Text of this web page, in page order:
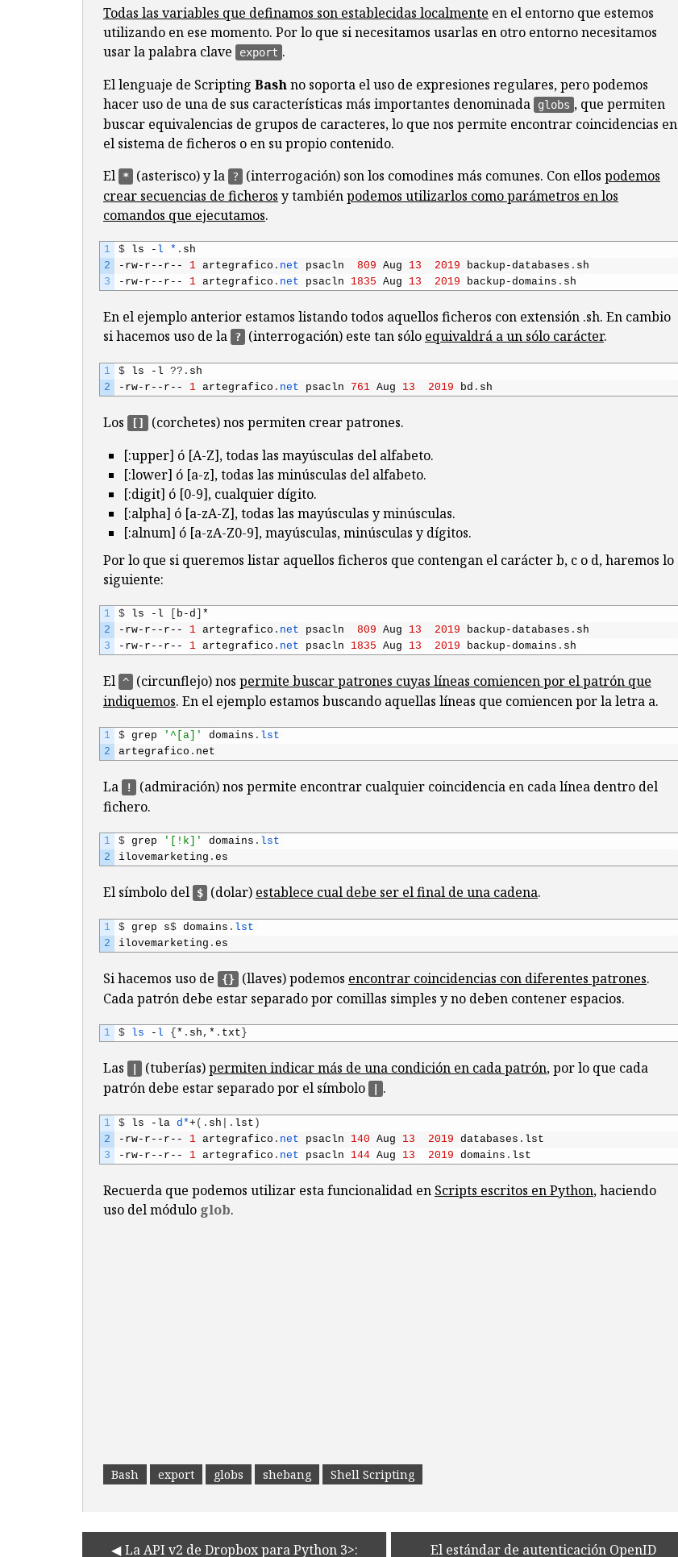
Todas las variables que definamos son establecidas localmente en el entorno que estemos
utilizando en ese momento. Por lo que si necesitamos usarlas en otro entorno necesitamos
usar la palabra clave
export .
El lenguaje de Scripting Bashno soporta el uso de expresiones regulares, pero podemos
hacer uso de una de sus características más importantes denominada
globs , que permiten
buscar equivalencias de grupos de caracteres, lo que nos permite encontrar coincidencias en
el sistema de ficheros o en su propio contenido.
El
* (asterisco) y la ? (interrogación) son los comodines más comunes. Con ellos podemos
crear secuencias de ficheros y tambiénpodemos utilizarlos como parámetros en los
comandos que ejecutamos.
1
2
3
$ ls - l * . sh
- rw- r -- r -- 1 artegrafico . net psacln 809 Aug 13 2019 backup -databases . sh
- rw- r -- r -- 1 artegrafico . net psacln 1835 Aug 13 2019 backup -domains . sh
En el ejemplo anterior estamos listando todos aquellos ficheros con extensión .sh. En cambio
si hacemos uso de la
? (interrogación) este tan sólo equivaldrá a un sólo carácter.
1
2
$ ls - l ?? . sh
- rw- r -- r -- 1 artegrafico . net psacln 761 Aug 13 2019 bd . sh
Los []
(corchetes) nos permiten crear patrones.
[:upper] ó [A-Z], todas las mayúsculas del alfabeto.
[:lower] ó [a-z], todas las minúsculas del alfabeto.
[:digit] ó [0-9], cualquier dígito.
[:alpha] ó [a-zA-Z], todas las mayúsculas y minúsculas.
[:alnum] ó [a-zA-Z0-9], mayúsculas, minúsculas y dígitos.
Por lo que si queremos listar aquellos ficheros que contengan el carácter b, c o d, haremos lo
siguiente:
1
2
3
$ ls - l b -d
*
- rw- r -- r -- 1 artegrafico . net psacln 809 Aug 13 2019 backup -databases . sh
- rw- r -- r -- 1 artegrafico . net psacln 1835 Aug 13 2019 backup -domains . sh
El ^ (circunflejo) nos permite buscar patrones cuyas líneas comiencen por el patrón que
indiquemos. En el ejemplo estamos buscando aquellas líneas que comiencen por la letra a.
1
2
$ grep '^[a]' domains . lst
artegrafico . net
La !
(admiración) nos permite encontrar cualquier coincidencia en cada línea dentro del
fichero.
1
2
$ grep '[!k]' domains . lst
ilovemarketing . es
El símbolo del $ (dolar) establece cual debe ser el final de una cadena.
1
2
$ grep s$ domains . lst
ilovemarketing . es
Si hacemos uso de {} (llaves) podemos encontrar coincidencias con diferentes patrones.
Cada patrón debe estar separado por comillas simples y no deben contener espacios.
1 $ ls - l { * . sh , * . txt }
Las (tuberías)permiten indicar más de una condición en cada patrón, por lo que cada
patrón debe estar separado por el símbolo
.
1
2
3
$ ls - la d*+ ( . sh . lst )
- rw- r -- r -- 1 artegrafico . net psacln 140 Aug 13 2019 databases . lst
- rw- r -- r -- 1 artegrafico . net psacln 144 Aug 13 2019 domains . lst
Recuerda que podemos utilizar esta funcionalidad en Scripts escritos en Python, haciendo
uso del módulo glob.
Bash export globs shebang Shell Scripting
La API v2 de Dropbox para Python 3>: El estándar de autenticación OpenID